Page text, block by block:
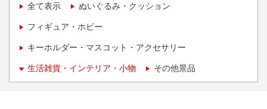
全て表示 ぬいぐるみ・クッション
フィギュア・ホビー
キーホルダー・マスコット・アクセサリー
生活雑貨・インテリア・小物 その他景品